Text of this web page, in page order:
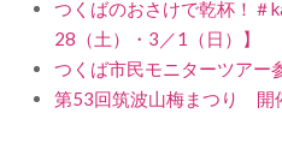
つくばのおさけで乾杯！＃
28（土）・3／1（日）】
つくば市民モニターツアー
第53回筑波山梅まつり 開